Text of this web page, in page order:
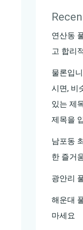
연산동
고 합리
물론입
시면, 비
있는 제
제목을
남포동
한 즐거
광안리
해운대
마세요